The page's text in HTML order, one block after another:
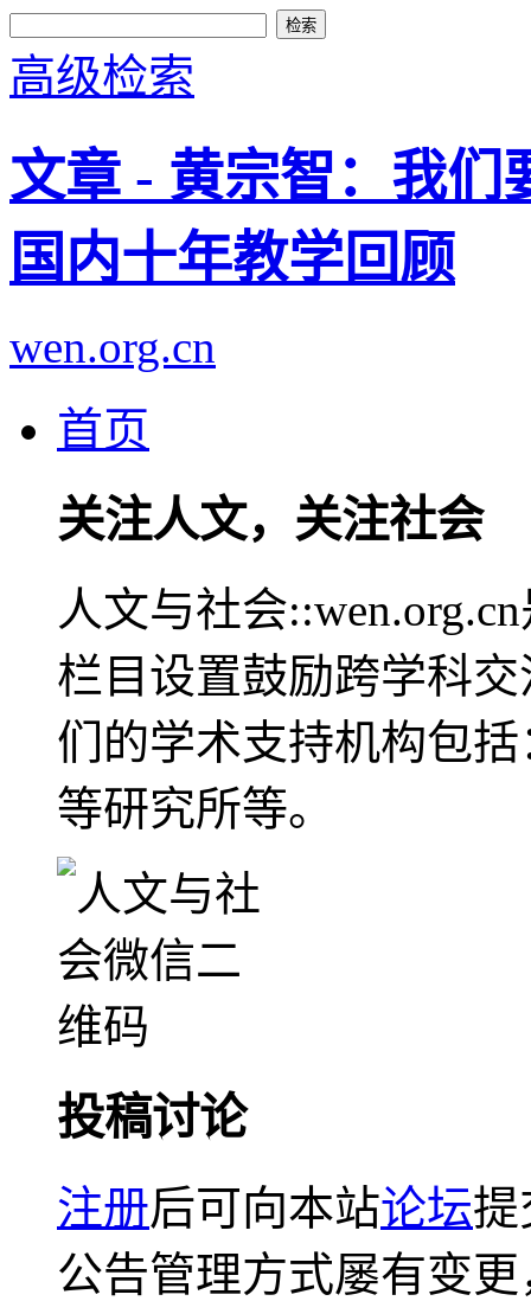
高级检索
文章 - 黄宗智：我
国内十年教学回顾
wen.org.cn
首页
关注人文，关注社会
人文与社会
栏目设置鼓励跨学科
们的学术支持机构包
等研究所等。
投稿讨论
注册后可向本站论坛提
公告管理方式屡有变